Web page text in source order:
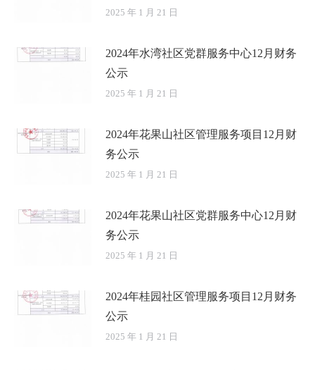
2025 年 1 月 21 日
2024年水湾社区党群服务中心12月财务
公示
2025 年 1 月 21 日
2024年花果山社区管理服务项目12月财
务公示
2025 年 1 月 21 日
2024年花果山社区党群服务中心12月财
务公示
2025 年 1 月 21 日
2024年桂园社区管理服务项目12月财务
公示
2025 年 1 月 21 日